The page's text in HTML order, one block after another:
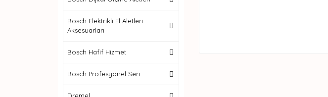
Bosch Elektrikli El Aletleri
Aksesuarları
Bosch Hafif Hizmet
Bosch Profesyonel Seri